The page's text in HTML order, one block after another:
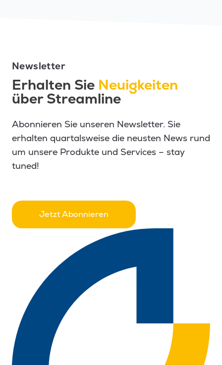
Newsletter
Erhalten Sie Neuigkeiten
über Streamline
Abonnieren Sie unseren Newsletter. Sie
erhalten quartalsweise die neusten News rund
um unsere Produkte und Services – stay
tuned!
Jetzt Abonnieren